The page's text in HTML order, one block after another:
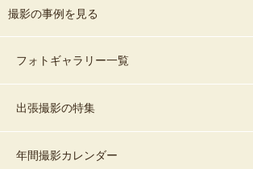
撮影の事例を見る
フォトギャラリー一覧
出張撮影の特集
年間撮影カレンダー